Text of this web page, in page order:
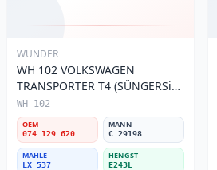
WUNDER
WH 102 VOLKSWAGEN
TRANSPORTER T4 (SÜNGERSiZ)
074 129 620 Hava Filtresi
WH 102
OEM
074 129 620
MANN
C 29198
MAHLE
LX 537
HENGST
E243L